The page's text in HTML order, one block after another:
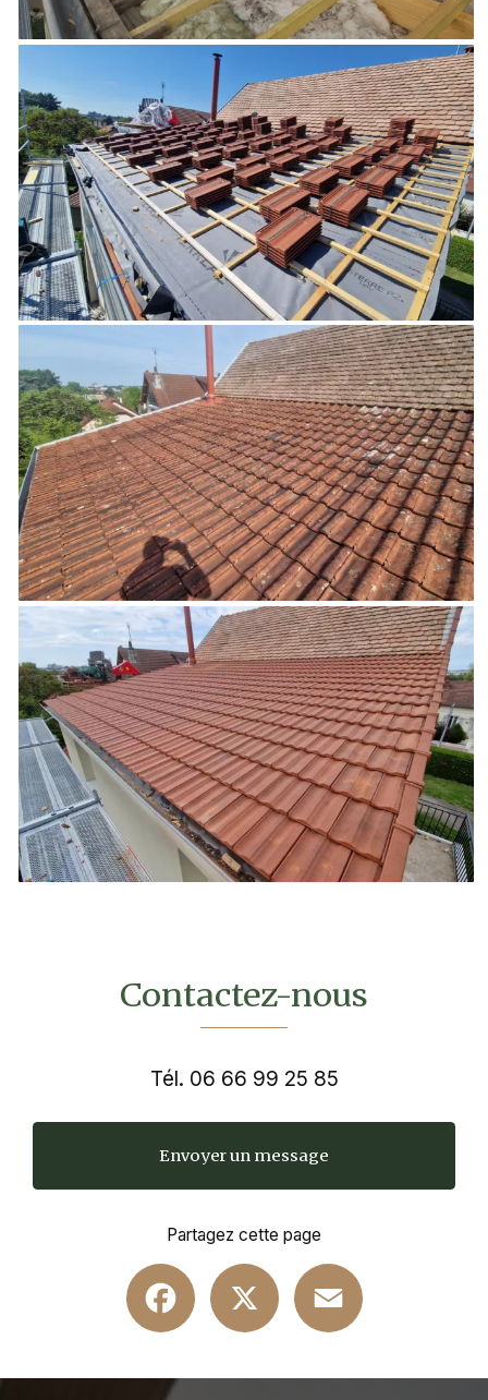
Contactez-nous
Tél. 06 66 99 25 85
Envoyer un message
Partagez cette page
Facebook